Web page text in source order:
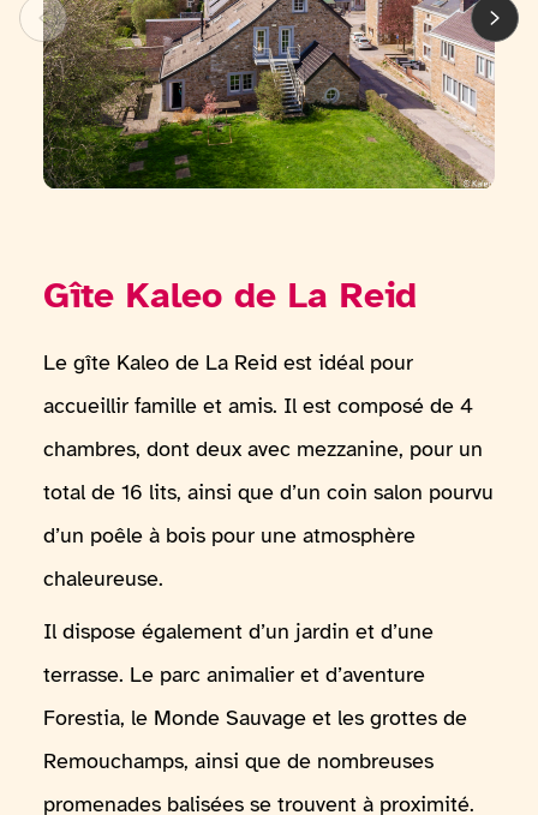
Gîte Kaleo de La Reid
Le gîte Kaleo de La Reid est idéal pour
accueillir famille et amis. Il est composé de 4
chambres, dont deux avec mezzanine, pour un
total de 16 lits, ainsi que d’un coin salon pourvu
d’un poêle à bois pour une atmosphère
chaleureuse.
Il dispose également d’un jardin et d’une
terrasse. Le parc animalier et d’aventure
Forestia, le Monde Sauvage et les grottes de
Remouchamps, ainsi que de nombreuses
promenades balisées se trouvent à proximité.